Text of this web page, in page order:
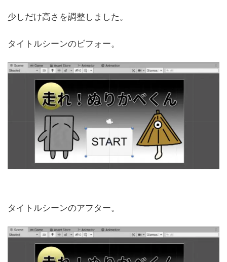
少しだけ高さを調整しました。
タイトルシーンのビフォー。
タイトルシーンのアフター。